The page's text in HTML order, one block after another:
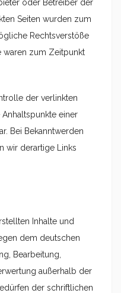
oder Betreiber der
Seiten wurden zum
Rechtsverstöße
waren zum Zeitpunkt
der verlinkten
einer
Bei Bekanntwerden
wir derartige Links
Inhalte und
dem deutschen
Bearbeitung,
außerhalb der
der schriftlichen